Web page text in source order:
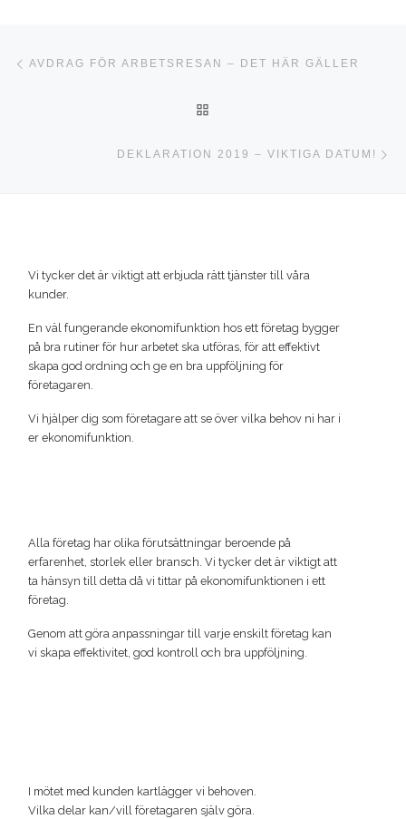
Inläggsnavigering
AVDRAG FÖR ARBETSRESAN – DET HÄR GÄLLER
DEKLARATION 2019 – VIKTIGA DATUM!
Vi tycker det är viktigt att erbjuda rätt tjänster till våra
kunder.
En väl fungerande ekonomifunktion hos ett företag bygger
på bra rutiner för hur arbetet ska utföras, för att effektivt
skapa god ordning och ge en bra uppföljning för
företagaren.
Vi hjälper dig som företagare att se över vilka behov ni har i
er ekonomifunktion.
Alla företag har olika förutsättningar beroende på
erfarenhet, storlek eller bransch. Vi tycker det är viktigt att
ta hänsyn till detta då vi tittar på ekonomifunktionen i ett
företag.
Genom att göra anpassningar till varje enskilt företag kan
vi skapa effektivitet, god kontroll och bra uppföljning.
I mötet med kunden kartlägger vi behoven.
Vilka delar kan/vill företagaren själv göra.